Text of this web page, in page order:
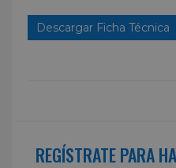
Descargar Ficha Técnica
REGÍSTRATE PARA